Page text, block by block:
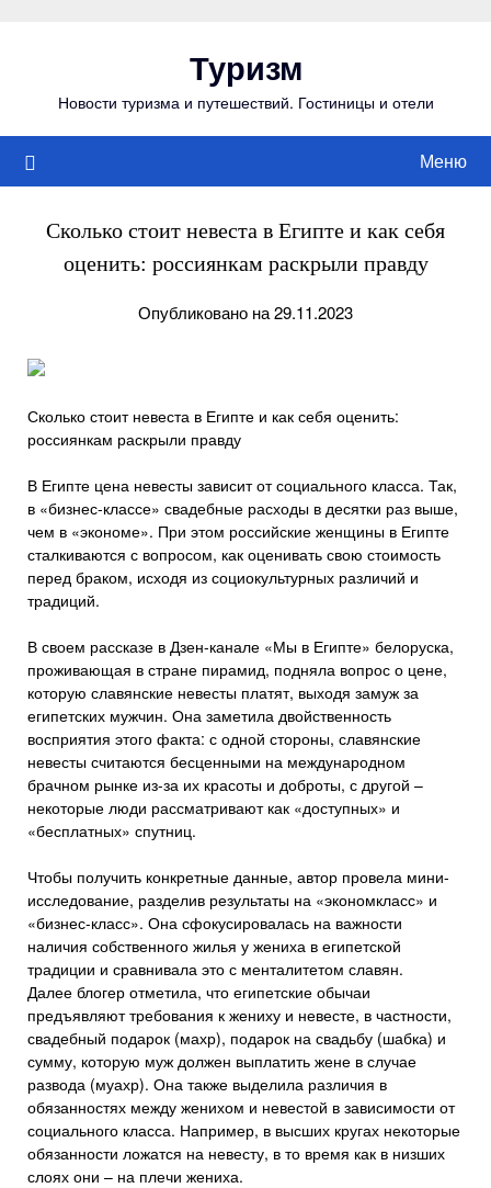
Туризм
Новости туризма и путешествий. Гостиницы и отели
Меню
Сколько стоит невеста в Египте и как себя
оценить: россиянкам раскрыли правду
Опубликовано на 29.11.2023
Сколько стоит невеста в Египте и как себя оценить:
россиянкам раскрыли правду
В Египте цена невесты зависит от социального класса. Так,
в «бизнес-классе» свадебные расходы в десятки раз выше,
чем в «экономе». При этом российские женщины в Египте
сталкиваются с вопросом, как оценивать свою стоимость
перед браком, исходя из социокультурных различий и
традиций.
В своем рассказе в Дзен-канале «Мы в Египте» белоруска,
проживающая в стране пирамид, подняла вопрос о цене,
которую славянские невесты платят, выходя замуж за
египетских мужчин. Она заметила двойственность
восприятия этого факта: с одной стороны, славянские
невесты считаются бесценными на международном
брачном рынке из-за их красоты и доброты, с другой –
некоторые люди рассматривают как «доступных» и
«бесплатных» спутниц.
Чтобы получить конкретные данные, автор провела мини-
исследование, разделив результаты на «экономкласс» и
«бизнес-класс». Она сфокусировалась на важности
наличия собственного жилья у жениха в египетской
традиции и сравнивала это с менталитетом славян.
Далее блогер отметила, что египетские обычаи
предъявляют требования к жениху и невесте, в частности,
свадебный подарок (махр), подарок на свадьбу (шабка) и
сумму, которую муж должен выплатить жене в случае
развода (муахр). Она также выделила различия в
обязанностях между женихом и невестой в зависимости от
социального класса. Например, в высших кругах некоторые
обязанности ложатся на невесту, в то время как в низших
слоях они – на плечи жениха.